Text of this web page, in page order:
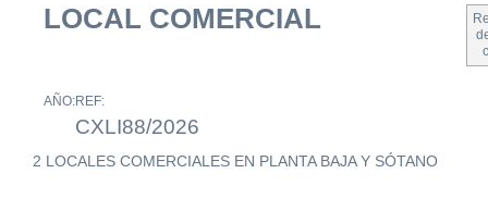
LOCAL COMERCIAL
AÑO:REF:
CXLI88/2026
2 LOCALES COMERCIALES EN PLANTA BAJA Y SÓTANO